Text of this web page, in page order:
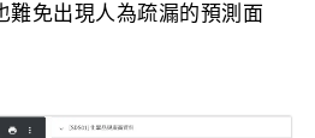
難免出現人為疏漏的預測面